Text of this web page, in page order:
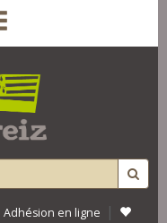
Adhésion en ligne |